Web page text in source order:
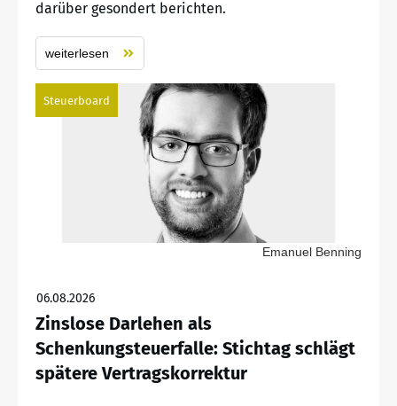
darüber gesondert berichten.
weiterlesen
Steuerboard
Emanuel Benning
06.08.2026
Zinslose Darlehen als
Schenkungsteuerfalle: Stichtag schlägt
spätere Vertragskorrektur